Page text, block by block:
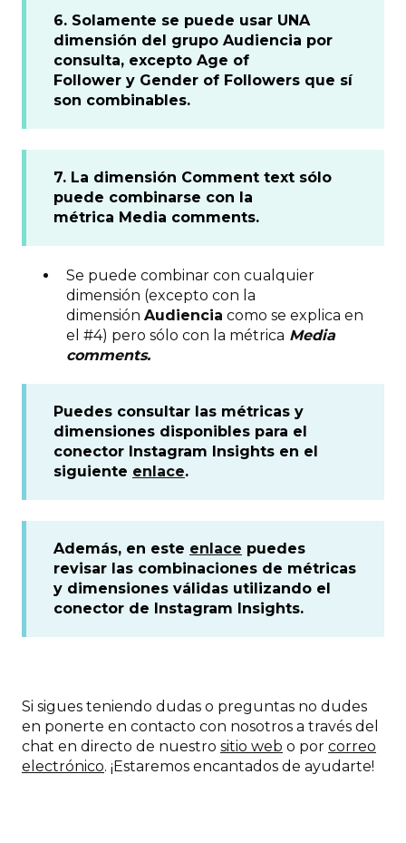
6. Solamente se puede usar UNA
dimensión del grupo Audiencia por
consulta, excepto Age of
Follower y Gender of Followers que sí
son combinables.
7. La dimensión Comment text sólo
puede combinarse con la
métrica Media comments.
Se puede combinar con cualquier
dimensión (excepto con la
dimensión Audiencia como se explica en
el #4) pero sólo con la métrica Media
comments.
Puedes consultar las métricas y
dimensiones disponibles para el
conector Instagram Insights en el
siguiente enlace.
Además, en este enlace puedes
revisar las combinaciones de métricas
y dimensiones válidas utilizando el
conector de Instagram Insights.
Si sigues teniendo dudas o preguntas no dudes
en ponerte en contacto con nosotros a través del
chat en directo de nuestro sitio web o por correo
electrónico. ¡Estaremos encantados de ayudarte!